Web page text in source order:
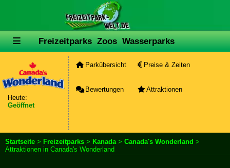
Freizeitparks Zoos Wasserparks
Heute:
Geöffnet
Parkübersicht Preise & Zeiten
Bewertungen Attraktionen
Startseite > Freizeitparks > Kanada> Canada's Wonderland >
Attraktionen in Canada's Wonderland